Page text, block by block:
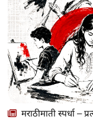
मराठीमाती स्पर्धा –